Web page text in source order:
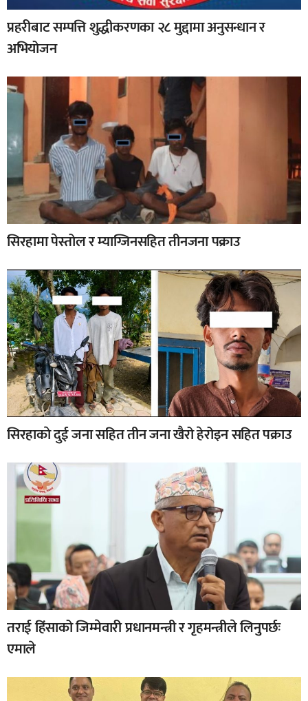
प्रहरीबाट सम्पत्ति शुद्धीकरणका २८ मुद्दामा अनुसन्धान र
अभियोजन
सिरहामा पेस्तोल र म्याग्जिनसहित तीनजना पक्राउ
सिरहाकाे दुई जना सहित तीन जना खैरो हेरोइन सहित पक्राउ
तराई हिंसाको जिम्मेवारी प्रधानमन्त्री र गृहमन्त्रीले लिनुपर्छः
एमाले